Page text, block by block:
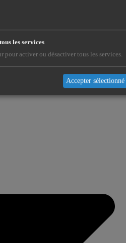
les services
pour activer ou désactiver tous les services.
Accepter sélectionné